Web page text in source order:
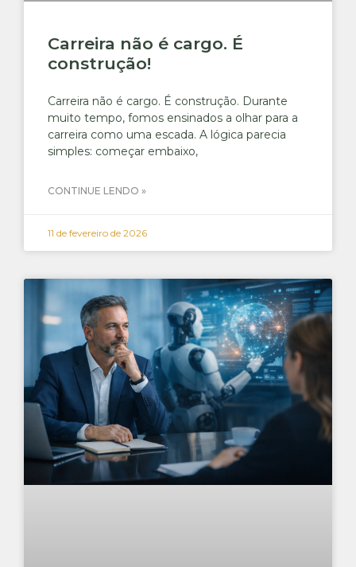
Carreira não é cargo. É
construção!
Carreira não é cargo. É construção. Durante
muito tempo, fomos ensinados a olhar para a
carreira como uma escada. A lógica parecia
simples: começar embaixo,
CONTINUE LENDO »
11 de fevereiro de 2026